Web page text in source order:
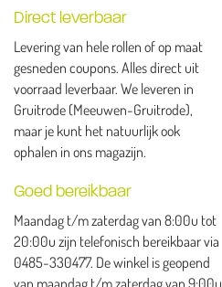
Direct leverbaar
Levering van hele rollen of op maat
gesneden coupons. Alles direct uit
voorraad leverbaar. We leveren in
Gruitrode (Meeuwen-Gruitrode),
maar je kunt het natuurlijk ook
ophalen in ons magazijn.
Goed bereikbaar
Maandag t/m zaterdag van 8:00u tot
20:00u zijn telefonisch bereikbaar via
0485-330477. De winkel is geopend